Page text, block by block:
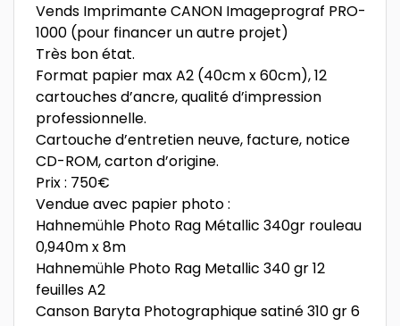
Vends Imprimante CANON Imageprograf PRO-
1000 (pour financer un autre projet)
Très bon état.
Format papier max A2 (40cm x 60cm), 12
cartouches d’ancre, qualité d’impression
professionnelle.
Cartouche d’entretien neuve, facture, notice
CD-ROM, carton d’origine.
Prix : 750€
Vendue avec papier photo :
Hahnemühle Photo Rag Métallic 340gr rouleau
0,940m x 8m
Hahnemühle Photo Rag Metallic 340 gr 12
feuilles A2
Canson Baryta Photographique satiné 310 gr 6